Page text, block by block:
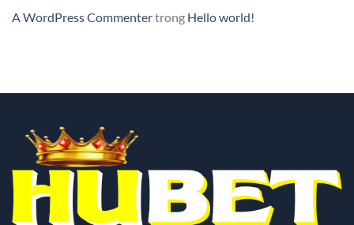
A WordPress Commentertrong Hello world!